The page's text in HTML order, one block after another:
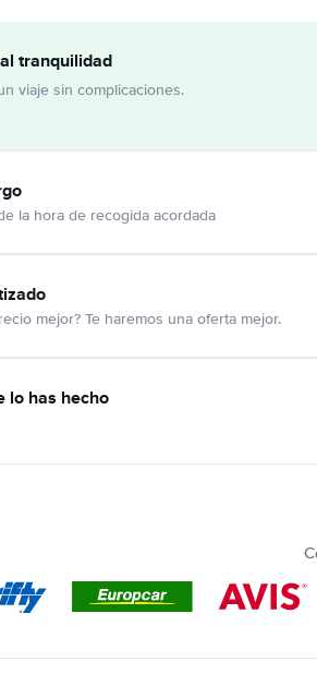
tranquilidad
viaje sin complicaciones.
la hora de recogida acordada
mejor? Te haremos una oferta mejor.
lo has hecho